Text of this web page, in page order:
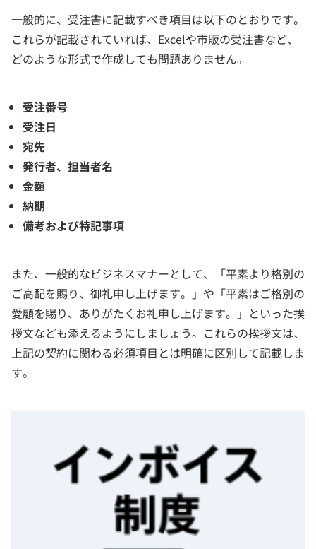
一般的に、受注書に記載すべき項目は以下のとおりです。
これらが記載されていれば、Excelや市販の受注書など、
どのような形式で作成しても問題ありません。
受注番号
受注日
宛先
発行者、担当者名
金額
納期
備考および特記事項
また、一般的なビジネスマナーとして、「平素より格別の
ご高配を賜り、御礼申し上げます。」や「平素はご格別の
愛顧を賜り、ありがたくお礼申し上げます。」といった挨
拶文なども添えるようにしましょう。これらの挨拶文は、
上記の契約に関わる必須項目とは明確に区別して記載しま
す。